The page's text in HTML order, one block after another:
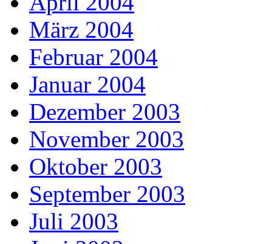
März 2004
Februar 2004
Januar 2004
Dezember 2003
November 2003
Oktober 2003
September 2003
Juli 2003